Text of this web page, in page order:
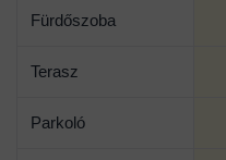
Fürdőszoba
Terasz
Parkoló